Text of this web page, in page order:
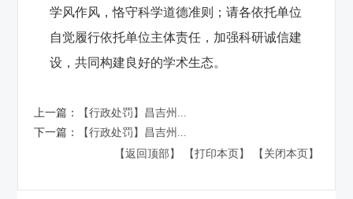
学风作风，恪守科学道德准则；请各依托单位
自觉履行依托单位主体责任，加强科研诚信建
设，共同构建良好的学术生态。
上一篇：
【行政处罚】昌吉州...
下一篇：
【行政处罚】昌吉州...
【返回顶部】
【打印本页】 【关闭本页】